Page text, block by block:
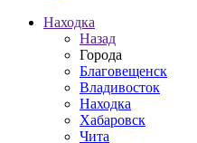
Находка
Назад
Города
Благовещенск
Владивосток
Находка
Хабаровск
Чита